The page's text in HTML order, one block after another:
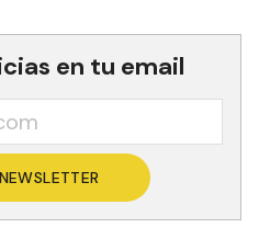
en tu email